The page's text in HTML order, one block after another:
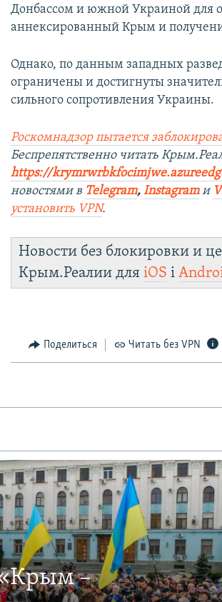
Донбассом и южной Украиной для
аннексированный Крым и
Однако, по данным западных
ограничены и достигнуты
сильного сопротивления Украины.
Роскомнадзор пытается
Беспрепятственно читать
https://
новостями в Telegram, Instagram и
установить VPN.
Новости без блокировки и
Крым.Реалии дляiOS і
Поделиться Читать без VPN
–